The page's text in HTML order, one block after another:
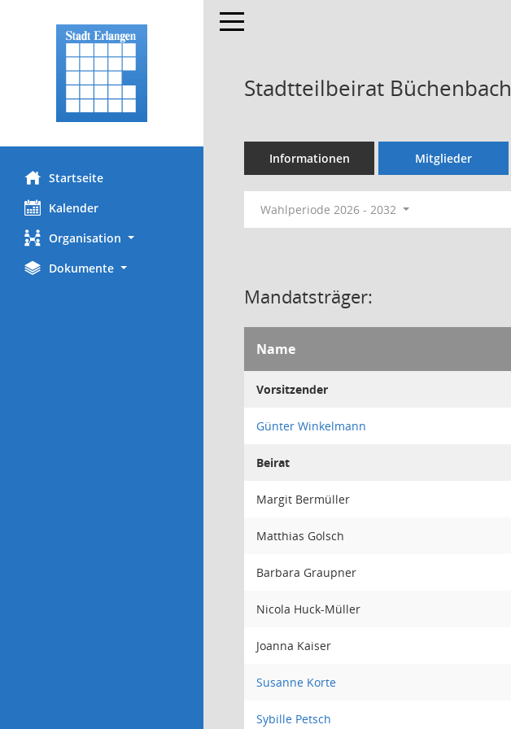
Startseite
Kalender
Organisation
Dokumente
Toggle navigation
Stadtteilbeirat Büchenbach
Informationen Mitglieder
Wahlperiode 2026 - 2032
Mandatsträger:
Name
Vorsitzender
Günter Winkelmann
Beirat
Margit Bermüller
Matthias Golsch
Barbara Graupner
Nicola Huck-Müller
Joanna Kaiser
Susanne Korte
Sybille Petsch